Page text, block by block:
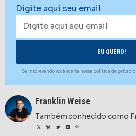
Digite aqui seu email
Se inscrevendo você aceita nossa politica de
Franklin Weise
Também conhecido como